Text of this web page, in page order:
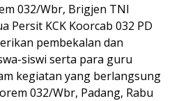
032/Wbr, Brigjen TNI
Persit KCK Koorcab 032 PD
pembekalan dan
siswi serta para guru
kegiatan yang berlangsung
032/Wbr, Padang, Rabu